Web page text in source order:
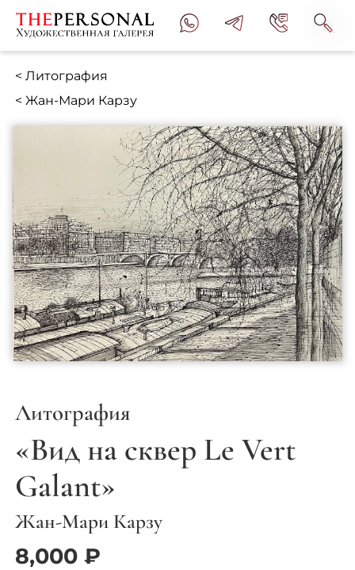
< Литография
< Жан-Мари Карзу
Литография
«Вид на сквер Le Vert
Galant»
Жан-Мари Карзу
8,000₽